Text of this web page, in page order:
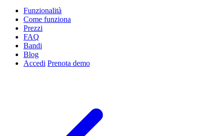
Funzionalità
Come funziona
Prezzi
FAQ
Bandi
Blog
Accedi Prenota demo